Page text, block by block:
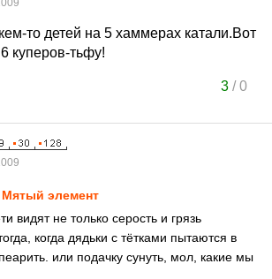
то детей на 5 хаммерах катали.Вот
куперов-тьфу!
3/0
Mятый элемент
видят не только серость и грязь
когда дядьки с тётками пытаются в
или подачку сунуть, мол, какие мы